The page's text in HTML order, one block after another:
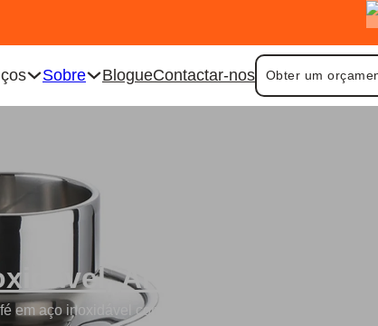
Sobre BlogueContactar-nos Obter um
,Artigos para beber
em aço inoxidável com tabuleiro e colher